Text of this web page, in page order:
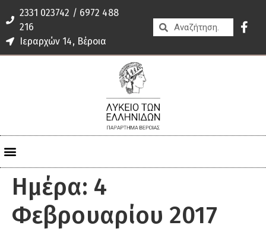
2331 023742 / 6972 488
216
Ιεραρχών 14, Βέροια
Ημέρα: 4
Φεβρουαρίου 2017